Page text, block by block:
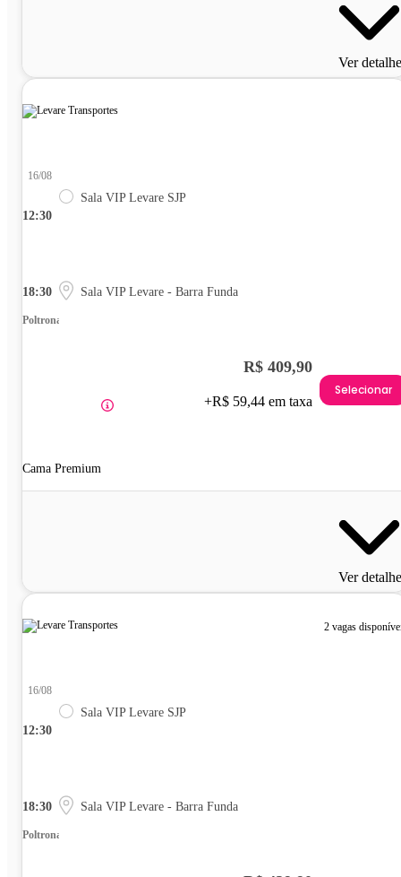
Ver
12:30
16/08
Sala VIP Levare SJP
18:30 Sala VIP Levare - Barra Funda
Poltrona
Cama Premium
R$ 409,90
+R$ 59,44 em taxa
Selecionar
Ver
2 vagas
12:30
16/08
Sala VIP Levare SJP
18:30 Sala VIP Levare - Barra Funda
Poltrona